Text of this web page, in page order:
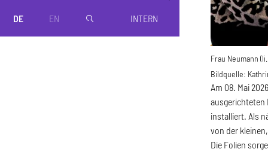
DE EN magnifier INTERN
Frau Neumann
Bildquelle:
Am 08. Mai
ausgerichteten
installiert. Als
von der
Die Folien